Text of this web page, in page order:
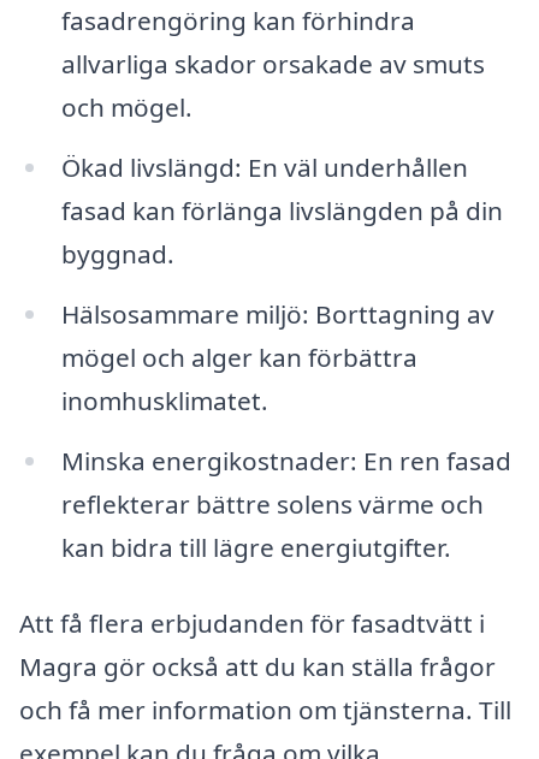
fasadrengöring kan förhindra
allvarliga skador orsakade av smuts
och mögel.
Ökad livslängd: En väl underhållen
fasad kan förlänga livslängden på din
byggnad.
Hälsosammare miljö: Borttagning av
mögel och alger kan förbättra
inomhusklimatet.
Minska energikostnader: En ren fasad
reflekterar bättre solens värme och
kan bidra till lägre energiutgifter.
Att få flera erbjudanden för fasadtvätt i
Magra gör också att du kan ställa frågor
och få mer information om tjänsterna. Till